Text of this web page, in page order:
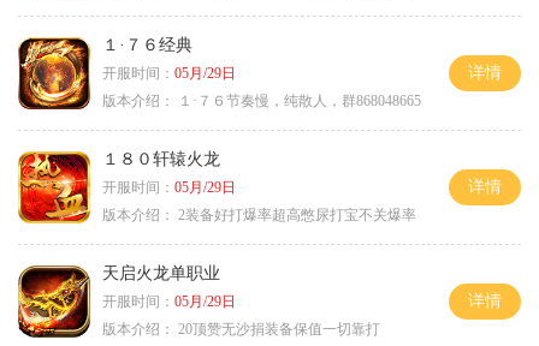
１·７６经典
开服时间： 05月/29日
版本介绍：
１·７６节奏慢，纯散人，群868048665
详情
１８０轩辕火龙
开服时间： 05月/29日
版本介绍：
2装备好打爆率超高憋尿打宝不关爆率
详情
天启火龙单职业
开服时间： 05月/29日
版本介绍：
20顶赞无沙捐装备保值一切靠打
详情